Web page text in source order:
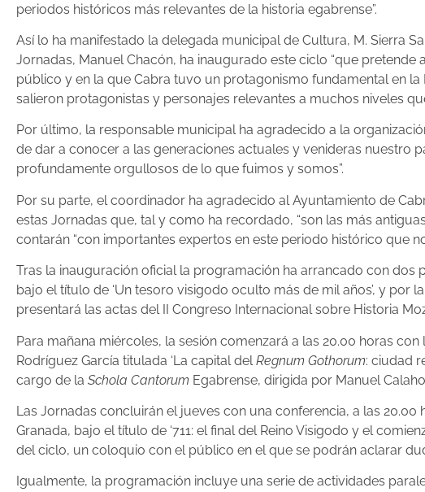
periodos históricos más relevantes de la historia egabrense”.
Así lo ha manifestado la delegada municipal de Cultura, M. Sierra
Jornadas, Manuel Chacón, ha inaugurado este ciclo “que
público y en la que Cabra tuvo un protagonismo fundamental en
salieron protagonistas y personajes relevantes a muchos niveles
Por último, la responsable municipal ha agradecido a la
de dar a conocer a las generaciones actuales y venideras nuestro
profundamente orgullosos de lo que fuimos y somos”.
Por su parte, el coordinador ha agradecido al Ayuntamiento de
estas Jornadas que, tal y como ha recordado, “son las más
contarán “con importantes expertos en este periodo histórico que
Tras la inauguración oficial la programación ha arrancado con
bajo el título de ‘Un tesoro visigodo oculto más de mil años’, y
presentará las actas del II Congreso Internacional sobre Historia
Para mañana miércoles, la sesión comenzará a las 20.00 horas
Rodríguez García titulada ‘La capital del Regnum Gothorum: ciudad
cargo de la Schola Cantorum Egabrense, dirigida por Manuel
Las Jornadas concluirán el jueves con una conferencia, a las
Granada, bajo el título de ‘711: el final del Reino Visigodo y el
del ciclo, un coloquio con el público en el que se podrán aclarar
Igualmente, la programación incluye una serie de actividades